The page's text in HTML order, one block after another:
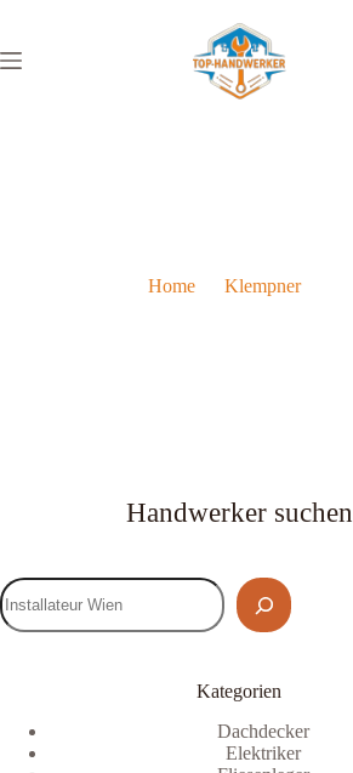
Home
Klempner
Handwerker suchen
Kategorien
Dachdecker
Elektriker